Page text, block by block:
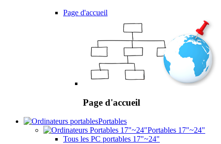
Page d'accueil
Page d'accueil
Portables
Portables 17"~24"
Tous les PC portables 17"~24"